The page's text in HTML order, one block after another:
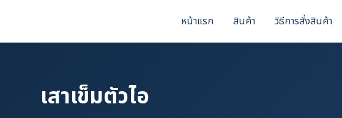
หน้าแรก สินค้า วิธีการสั่งสินค้า
เสาเข็มตัวไอ